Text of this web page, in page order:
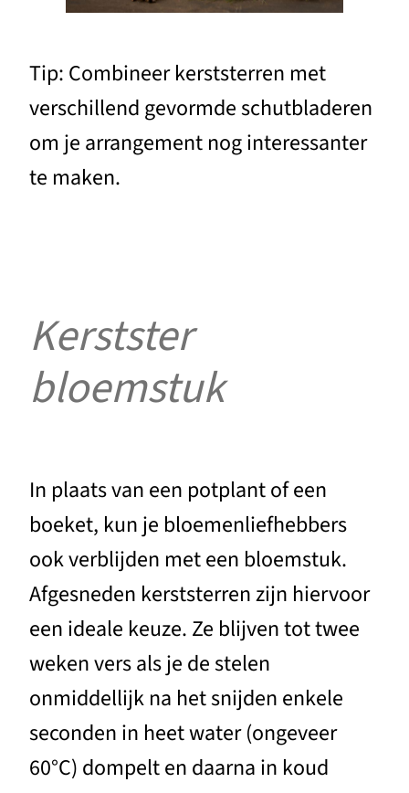
Tip: Combineer kerststerren met
verschillend gevormde schutbladeren
om je arrangement nog interessanter
te maken.
Kerstster
bloemstuk
In plaats van een potplant of een
boeket, kun je bloemenliefhebbers
ook verblijden met een bloemstuk.
Afgesneden kerststerren zijn hiervoor
een ideale keuze. Ze blijven tot twee
weken vers als je de stelen
onmiddellijk na het snijden enkele
seconden in heet water (ongeveer
60°C) dompelt en daarna in koud